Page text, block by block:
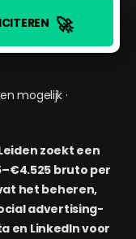
🚀
mogelijk ·
zoekt een
bruto per
het beheren,
advertising-
en LinkedIn voor